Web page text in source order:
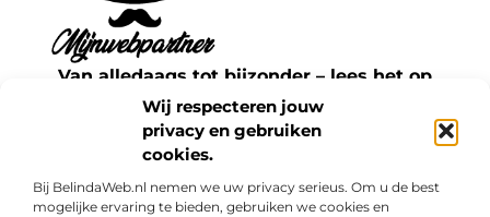
Wij respecteren jouw
privacy en gebruiken
cookies.
Bij BelindaWeb.nl nemen we uw privacy serieus. Om u de best
mogelijke ervaring te bieden, gebruiken we cookies en
Van alledaags tot bijzonder – lees het op
mijnwebpartner.nl.
Ontdek inspirerende blogs en artikelen over
alles wat het dagelijks leven te bieden heeft.
Bericht categorie